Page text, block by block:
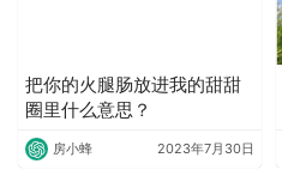
把你的火腿肠放进我的甜甜
圈里什么意思？
房小蜂 2023年7月30日